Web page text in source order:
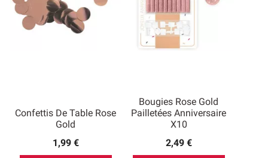
Confettis De Table Rose
Gold
1,99 €
Bougies Rose Gold
Pailletées Anniversaire
X10
2,49 €